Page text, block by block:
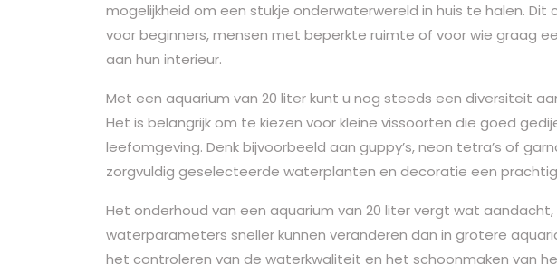
mogelijkheid om een stukje onderwaterwereld in huis te halen.
voor beginners, mensen met beperkte ruimte of voor wie graag
aan hun interieur.
Met een aquarium van 20 liter kunt u nog steeds een diversiteit
Het is belangrijk om te kiezen voor kleine vissoorten die goed
leefomgeving. Denk bijvoorbeeld aan guppy’s, neon tetra’s of
zorgvuldig geselecteerde waterplanten en decoratie een
Het onderhoud van een aquarium van 20 liter vergt wat
waterparameters sneller kunnen veranderen dan in grotere
het controleren van de waterkwaliteit en het schoonmaken van